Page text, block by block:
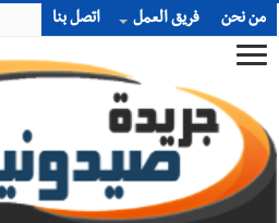
من نحن فريق العمل اتصل بنا